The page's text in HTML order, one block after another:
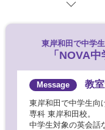
東岸和田で中学
「NOVA
教
東岸和田で中学生向
専科 東岸和田校。
中学生対象の英会話